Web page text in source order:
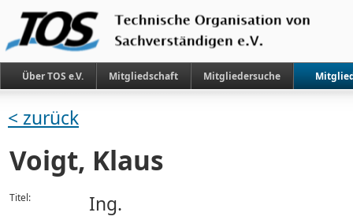
Über TOS e.V. Mitgliedschaft Mitgliedersuche
< zurück
Voigt, Klaus
Titel: Ing.